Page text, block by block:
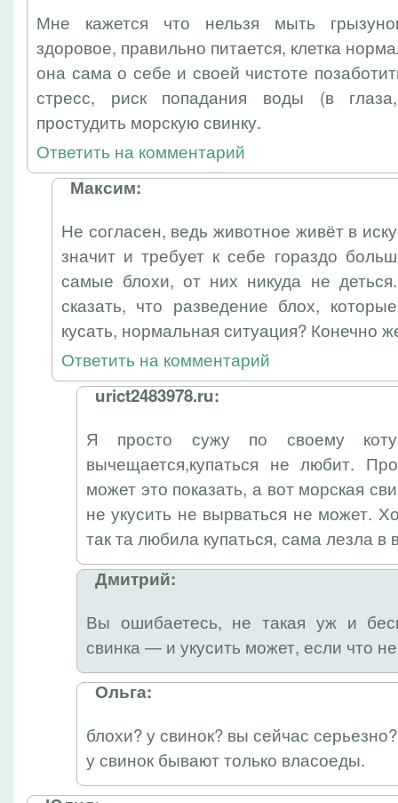
Мне кажется что нельзя мыть
здоровое, правильно питается, клетка
она сама о себе и своей чистоте
стресс, риск попадания воды (в
простудить морскую свинку.
Ответить на комментарий
Максим:
Не согласен, ведь животное живёт в
значит и требует к себе гораздо
самые блохи, от них никуда не
сказать, что разведение блох,
кусать, нормальная ситуация? Конечно
Ответить на комментарий
urict2483978.ru:
Я просто сужу по своему
вычещается,купаться не любит.
может это показать, а вот морская
не укусить не вырваться не может.
так та любила купаться, сама лезла в
Дмитрий:
Вы ошибаетесь, не такая уж и
свинка — и укусить может, если что
Ольга:
блохи? у свинок? вы сейчас
у свинок бывают только власоеды.